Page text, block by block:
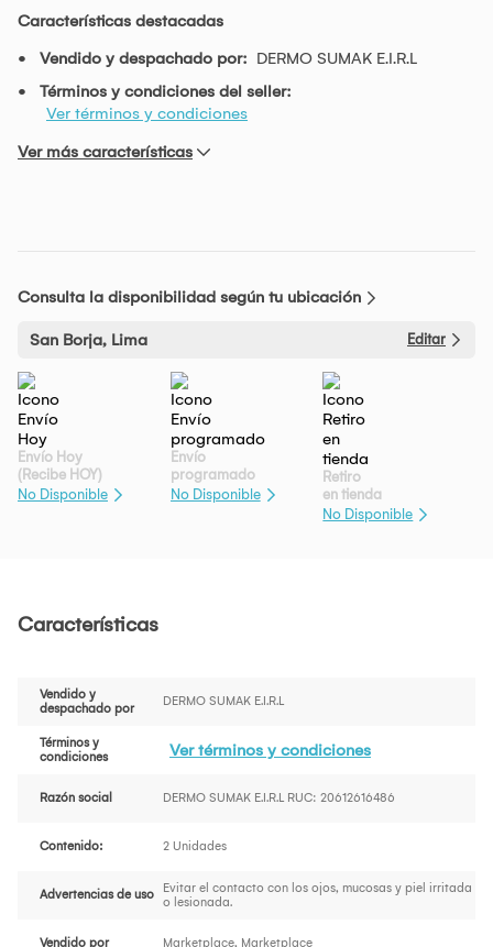
Características destacadas
Vendido y despachado por: DERMO SUMAK E.I.R.L
Términos y condiciones del seller:
Ver términos y condiciones
Ver más características
Consulta la disponibilidad según tu ubicación
San Borja, Lima Editar
Envío Hoy
(Recibe HOY)
No Disponible
Envío
programado
No Disponible
Retiro
en tienda
No Disponible
Características
Vendido y
despachado por
DERMO SUMAK E.I.R.L
Términos y
condiciones
Ver términos y condiciones
Razón social DERMO SUMAK E.I.R.L RUC: 20612616486
Contenido: 2 Unidades
Advertencias de uso
Evitar el contacto con los ojos, mucosas y piel irritada
o lesionada.
Vendido por Marketplace, Marketplace